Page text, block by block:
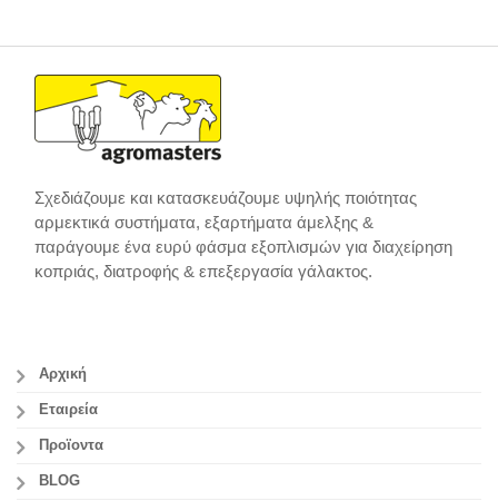
Σχεδιάζουμε και κατασκευάζουμε υψηλής ποιότητας
αρμεκτικά συστήματα, εξαρτήματα άμελξης &
παράγουμε ένα ευρύ φάσμα εξοπλισμών για διαχείρηση
κοπριάς, διατροφής & επεξεργασία γάλακτος.
Αρχική
Εταιρεία
Προϊοντα
BLOG